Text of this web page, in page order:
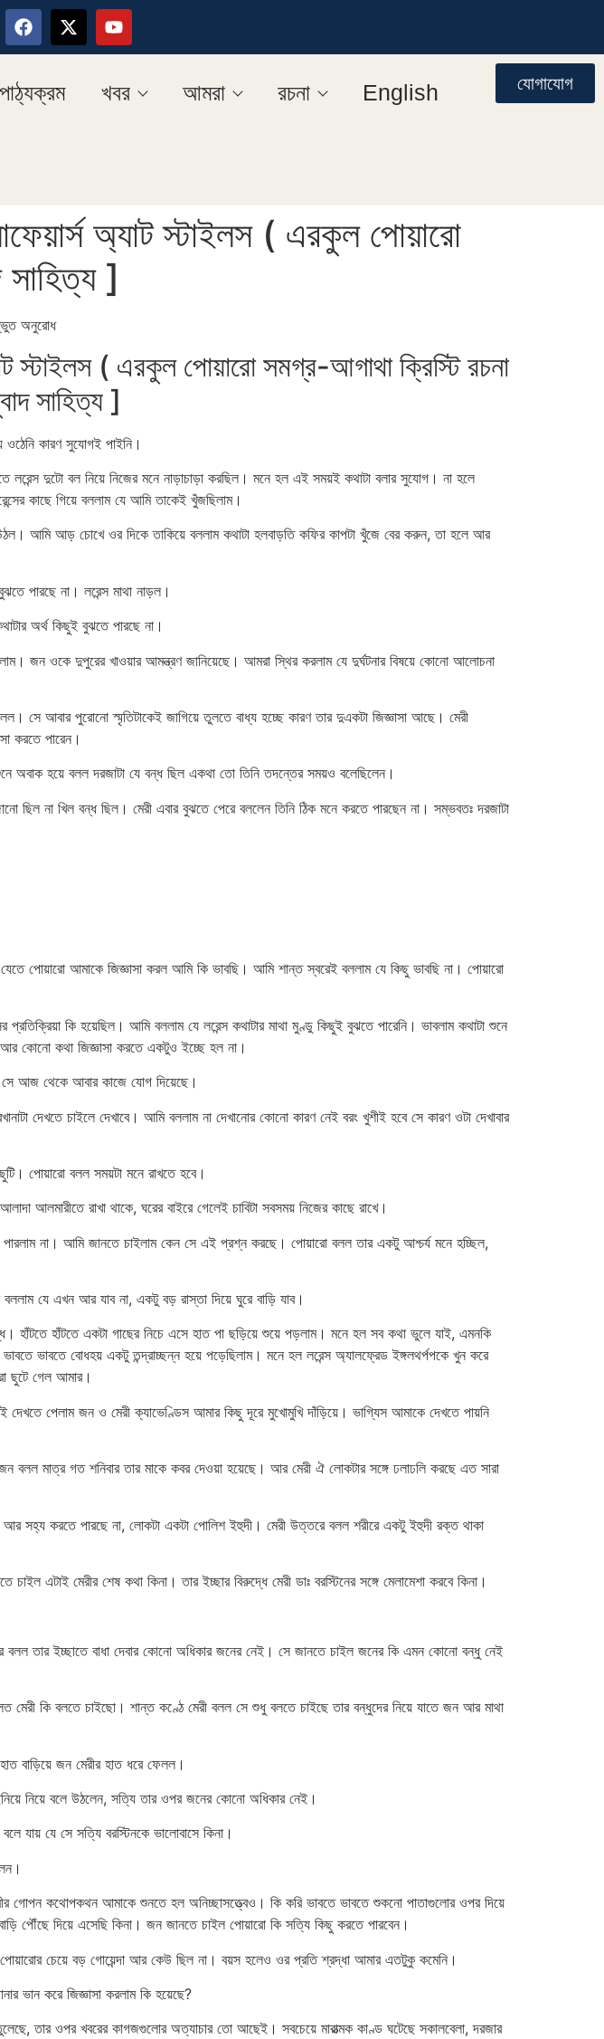
পাঠ্যক্রম খবর আমরা রচনা English যোগাযোগ
অ্যাট স্টাইলস ( এরকুল পোয়ারো
]
অনুরোধ
স্টাইলস ( এরকুল পোয়ারো সমগ্র-আগাথা ক্রিস্টি রচনা
সাহিত্য ]
কারণ সুযোগই পাইনি।
লরেন্স দুটো বল নিয়ে নিজের মনে নাড়াচাড়া করছিল। মনে হল এই সময়ই কথাটা বলার সুযোগ। না হলে
কাছে গিয়ে বললাম যে আমি তাকেই খুঁজছিলাম।
আমি আড় চোখে ওর দিকে তাকিয়ে বললাম কথাটা হলবাড়তি কফির কাপটা খুঁজে বের করুন, তা হলে আর
পারছে না। লরেন্স মাথা নাড়ল।
অর্থ কিছুই বুঝতে পারছে না।
জন ওকে দুপুরের খাওয়ার আমন্ত্রণ জানিয়েছে। আমরা স্থির করলাম যে দুর্ঘটনার বিষয়ে কোনো আলোচনা
সে আবার পুরোনো স্মৃতিটাকেই জাগিয়ে তুলতে বাধ্য হচ্ছে কারণ তার দুএকটা জিজ্ঞাসা আছে। মেরী
করতে পারেন।
শুনে অবাক হয়ে বলল দরজাটা যে বন্ধ ছিল একথা তো তিনি তদন্তের সময়ও বলেছিলেন।
ছিল না খিল বন্ধ ছিল। মেরী এবার বুঝতে পেরে বললেন তিনি ঠিক মনে করতে পারছেন না। সম্ভবতঃ দরজাটা
পোয়ারো আমাকে জিজ্ঞাসা করল আমি কি ভাবছি। আমি শান্ত স্বরেই বললাম যে কিছু ভাবছি না। পোয়ারো
কি হয়েছিল। আমি বললাম যে লরেন্স কথাটার মাথা মুণ্ডু কিছুই বুঝতে পারেনি। ভাবলাম কথাটা শুনে
কোনো কথা জিজ্ঞাসা করতে একটুও ইচ্ছে হল না।
সে আজ থেকে আবার কাজে যোগ দিয়েছে।
দেখতে চাইলে দেখাবে। আমি বললাম না দেখানোর কোনো কারণ নেই বরং খুশীই হবে সে কারণ ওটা দেখাবার
পোয়ারো বলল সময়টা মনে রাখতে হবে।
আলমারীতে রাখা থাকে, ঘরের বাইরে গেলেই চাবিটা সবসময় নিজের কাছে রাখে।
না। আমি জানতে চাইলাম কেন সে এই প্রশ্ন করছে। পোয়ারো বলল তার একটু আশ্চর্য মনে হচ্ছিল,
যে এখন আর যাব না, একটু বড় রাস্তা দিয়ে ঘুরে বাড়ি যাব।
হাঁটতে হাঁটতে একটা গাছের নিচে এসে হাত পা ছড়িয়ে শুয়ে পড়লাম। মনে হল সব কথা ভুলে যাই, এমনকি
ভাবতে বোধহয় একটু তন্দ্রাচ্ছন্ন হয়ে পড়েছিলাম। মনে হল লরেন্স অ্যালফ্রেড ইঙ্গলথর্পপকে খুন করে
ছুটে গেল আমার।
পেলাম জন ও মেরী ক্যাভেণ্ডিস আমার কিছু দূরে মুখোমুখি দাঁড়িয়ে। ভাগ্যিস আমাকে দেখতে পায়নি
বলল মাত্র গত শনিবার তার মাকে কবর দেওয়া হয়েছে। আর মেরী ঐ লোকটার সঙ্গে ঢলাঢলি করছে এত সারা
সহ্য করতে পারছে না, লোকটা একটা পোলিশ ইহুদী। মেরী উত্তরে বলল শরীরে একটু ইহুদী রক্ত থাকা
এটাই মেরীর শেষ কথা কিনা। তার ইচ্ছার বিরুদ্ধে মেরী ডাঃ বরস্টিনের সঙ্গে মেলামেশা করবে কিনা।
তার ইচ্ছাতে বাধা দেবার কোনো অধিকার জনের নেই। সে জানতে চাইল জনের কি এমন কোনো বন্ধু নেই
কি বলতে চাইছো। শান্ত কণ্ঠে মেরী বলল সে শুধু বলতে চাইছে তার বন্ধুদের নিয়ে যাতে জন আর মাথা
বাড়িয়ে জন মেরীর হাত ধরে ফেলল।
নিয়ে বলে উঠলেন, সত্যি তার ওপর জনের কোনো অধিকার নেই।
যায় যে সে সত্যি বরস্টিনকে ভালোবাসে কিনা।
গোপন কথোপকথন আমাকে শুনতে হল অনিচ্ছাসত্ত্বেও। কি করি ভাবতে ভাবতে শুকনো পাতাগুলোর ওপর দিয়ে
পৌঁছে দিয়ে এসেছি কিনা। জন জানতে চাইল পোয়ারো কি সত্যি কিছু করতে পারবেন।
চেয়ে বড় গোয়েন্দা আর কেউ ছিল না। বয়স হলেও ওর প্রতি শ্রদ্ধা আমার এতটুকু কমেনি।
ভান করে জিজ্ঞাসা করলাম কি হয়েছে?
তার ওপর খবরের কাগজগুলোর অত্যাচার তো আছেই। সবচেয়ে মারাত্মক কাণ্ড ঘটেছে সকালবেলা, দরজার